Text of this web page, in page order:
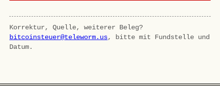
Korrektur, Quelle, weiterer Beleg?
bitcoinsteuer@teleworm.us, bitte mit Fundstelle und
Datum.